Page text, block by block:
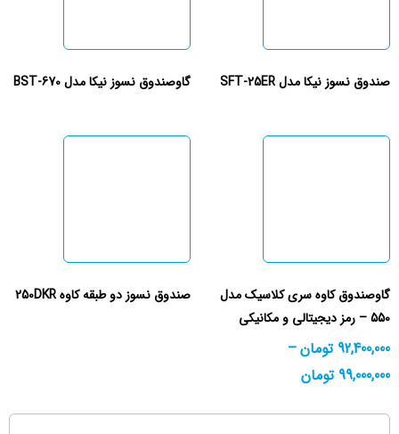
صندوق نسوز نیکا مدل SFT-25ER گاوصندوق نسوز نیکا مدل BST-670
گاوصندوق کاوه سری کلاسیک مدل
550 – رمز دیجیتالی و مکانیکی
92,400,000 تومان–
99,000,000 تومان
صندوق نسوز دو طبقه کاوه 250DKR